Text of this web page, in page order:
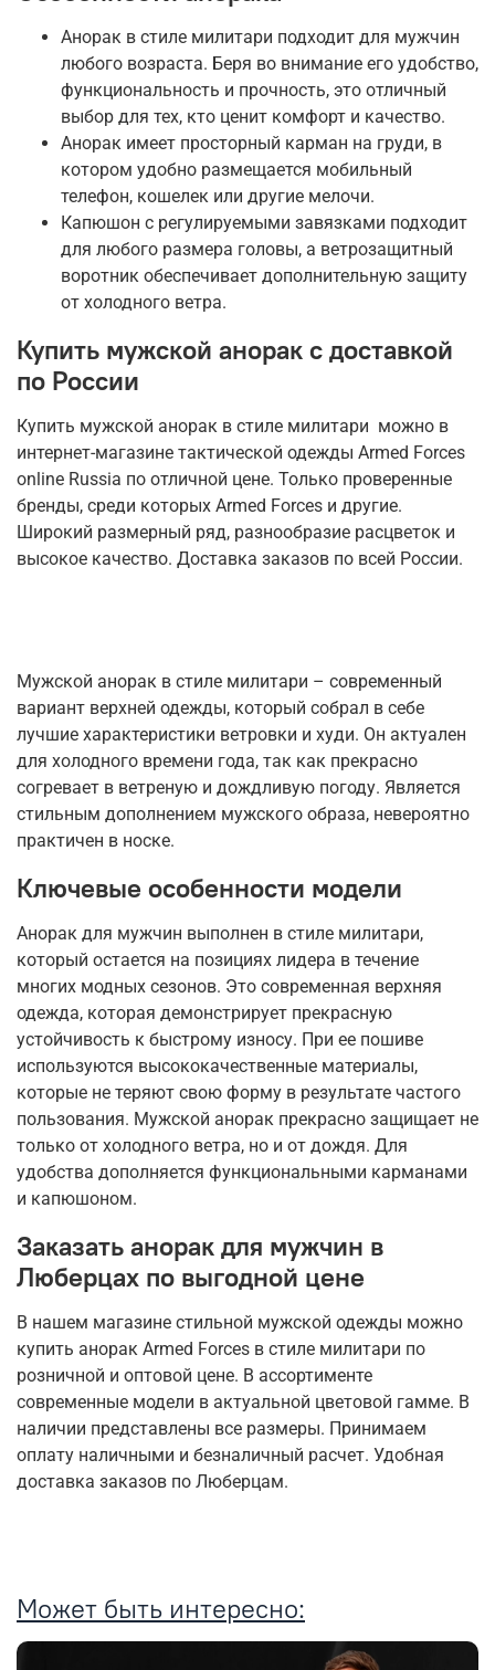
Анорак в стиле милитари подходит для мужчин
любого возраста. Беря во внимание его удобство,
функциональность и прочность, это отличный
выбор для тех, кто ценит комфорт и качество.
Анорак имеет просторный карман на груди, в
котором удобно размещается мобильный
телефон, кошелек или другие мелочи.
Капюшон с регулируемыми завязками подходит
для любого размера головы, а ветрозащитный
воротник обеспечивает дополнительную защиту
от холодного ветра.
Купить мужской анорак с доставкой
по России
Купить мужской анорак в стиле милитари можно в
интернет-магазине тактической одежды Armed Forces
online Russia по отличной цене. Только проверенные
бренды, среди которых Armed Forces и другие.
Широкий размерный ряд, разнообразие расцветок и
высокое качество. Доставка заказов по всей России.
Мужской анорак в стиле милитари – современный
вариант верхней одежды, который собрал в себе
лучшие характеристики ветровки и худи. Он актуален
для холодного времени года, так как прекрасно
согревает в ветреную и дождливую погоду. Является
стильным дополнением мужского образа, невероятно
практичен в носке.
Ключевые особенности модели
Анорак для мужчин выполнен в стиле милитари,
который остается на позициях лидера в течение
многих модных сезонов. Это современная верхняя
одежда, которая демонстрирует прекрасную
устойчивость к быстрому износу. При ее пошиве
используются высококачественные материалы,
которые не теряют свою форму в результате частого
пользования. Мужской анорак прекрасно защищает не
только от холодного ветра, но и от дождя. Для
удобства дополняется функциональными карманами
и капюшоном.
Заказать анорак для мужчин в
Люберцах по выгодной цене
В нашем магазине стильной мужской одежды можно
купить анорак Armed Forces в стиле милитари по
розничной и оптовой цене. В ассортименте
современные модели в актуальной цветовой гамме. В
наличии представлены все размеры. Принимаем
оплату наличными и безналичный расчет. Удобная
доставка заказов по Люберцам.
Может быть интересно: